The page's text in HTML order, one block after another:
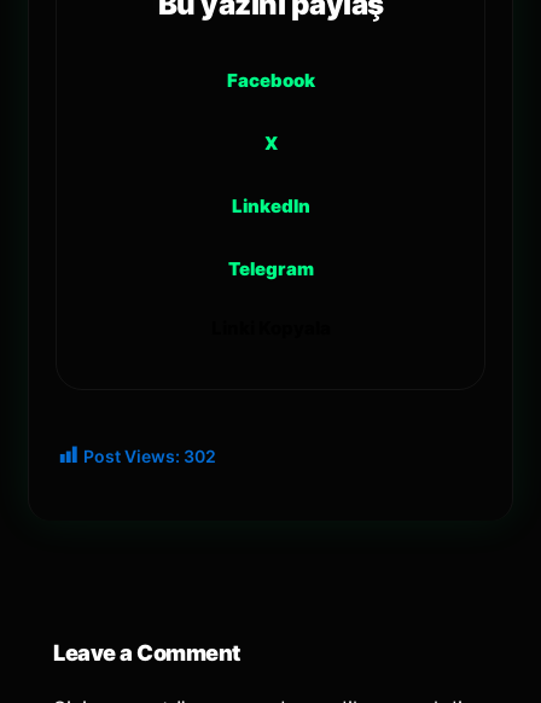
Facebook
X
LinkedIn
Telegram
Post Views: 302
Leave a Comment